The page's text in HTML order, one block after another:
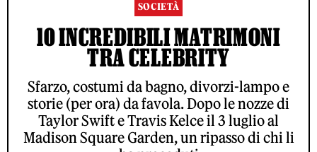
SOCIETÀ
10 INCREDIBILI MATRIMONI
TRA CELEBRITY
Sfarzo, costumi da bagno, divorzi-lampo e
storie (per ora) da favola. Dopo le nozze di
Taylor Swift e Travis Kelce il 3 luglio al
Madison Square Garden, un ripasso di chi li